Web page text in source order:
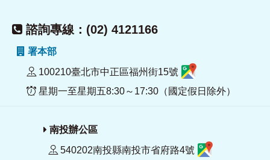
諮詢專線：(02) 4121166
署本部
100210臺北市中正區福州街15號
星期一至星期五8:30～17:30（國定假日除外）
南投辦公區
540202南投縣南投市省府路4號